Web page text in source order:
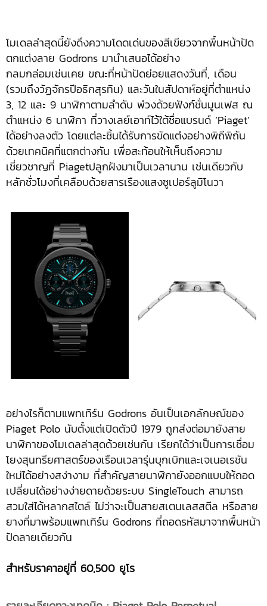
โมเดลล่าสุดนี้ยังดึงความโดดเด่นของสีเขียวจากพื้นหน้าปัด
ตกแต่งลาย Godrons มานำเสนอได้อย่าง
กลมกล่อมเช่นเคย ขณะที่หน้าปัดย่อยแสดงวันที่, เดือน
(รวมถึงวัฏจักรปีอธิกสุรทิน) และวันในสัปดาห์อยู่ที่ตำแหน่ง
3, 12 และ 9 นาฬิกาตามลำดับ พ่วงด้วยฟังก์ชั่นมูนเฟส ณ
ตำแหน่ง 6 นาฬิกา ที่วางเลย์เอาท์ไว้ใต้ชื่อแบรนด์ ‘Piaget’
ได้อย่างลงตัว โดยแต่ละชิ้นได้รับการขัดแต่งอย่างพิถีพิถัน
ด้วยเทคนิคที่แตกต่างกัน เพื่อสะท้อนให้เห็นถึงความ
เชี่ยวชาญที่ Piagetปลูกฝังมาเป็นเวลานาน เช่นเดียวกับ
หลักชั่วโมงที่เคลือบด้วยสารเรืองแสงซูเปอร์ลูมิโนวา
อย่างไรก็ตามแพทเทิร์น Godrons อันเป็นเอกลักษณ์ของ
Piaget Polo นับตั้งแต่เปิดตัวปี 1979 ถูกส่งต่อมายังสาย
นาฬิกาของโมเดลล่าสุดด้วยเช่นกัน เรียกได้ว่าเป็นการเชื่อม
โยงสุนทรียศาสตร์ของเรือนเวลารุ่นบุกเบิกและเจเนอเรชัน
ใหม่ได้อย่างสง่างาม ที่สำคัญสายนาฬิกายังออกแบบให้ถอด
เปลี่ยนได้อย่างง่ายดายด้วยระบบ SingleTouch สามารถ
สวมใส่ได้หลากสไตล์ ไม่ว่าจะเป็นสายสเตนเลสสตีล หรือสาย
ยางที่มาพร้อมแพทเทิร์น Godrons ที่ถอดรหัสมาจากพื้นหน้า
ปัดลายเดียวกัน
สำหรับราคาอยู่ที่ 60,500 ยูโร